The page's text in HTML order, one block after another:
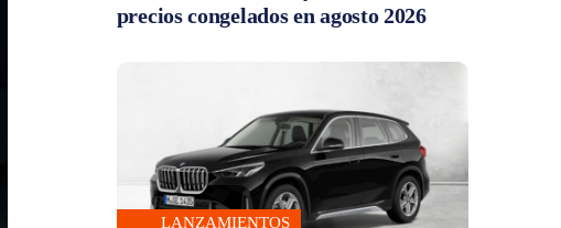
precios congelados en agosto 2026
LANZAMIENTOS